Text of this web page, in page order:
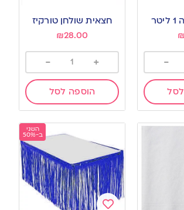
-
to
wishlist
חצאית שולחן טורקיז
₪28.00
+
-
הוספה לסל
השני
ב-50%